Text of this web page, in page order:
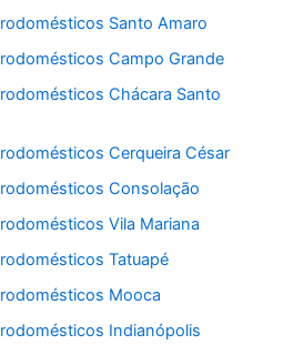
Santo Amaro
Campo Grande
Chácara Santo
Cerqueira César
Consolação
Vila Mariana
Tatuapé
Mooca
Indianópolis